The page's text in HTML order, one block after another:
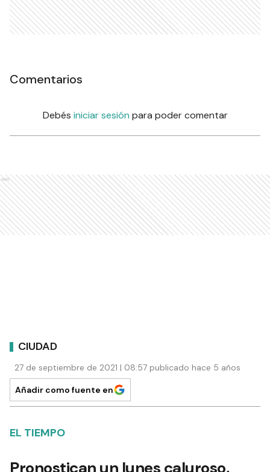
Comentarios
Debés iniciar sesión para poder comentar
Ads
CIUDAD
27 de septiembre de 2021 | 08:57 publicado hace 5 años
Añadir como fuente en
EL TIEMPO